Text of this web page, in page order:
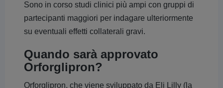
Sono in corso studi clinici più ampi con gruppi di
partecipanti maggiori per indagare ulteriormente
su eventuali effetti collaterali gravi.
Quando sarà approvato
Orforglipron?
Orforglipron, che viene sviluppato da Eli Lilly (la